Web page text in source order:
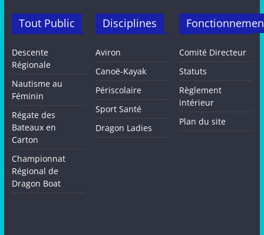
Tout Public
Descente
Régionale
Nautisme au
Féminin
Régate des
Bateaux en
Carton
Championnat
Régional de
Dragon Boat
Disciplines
Aviron
Canoë-Kayak
Périscolaire
Sport Santé
Dragon Ladies
Comité Directeur
Statuts
Règlement
intérieur
Plan du site